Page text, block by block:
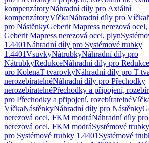
kompenzátoryNáhradní díly pro Axiální
kompenzátoryVíčkaNáhradní díly pro Víčka
pro NástěnkyGeberit Mapress nerezová
Geberit Mapress nerezová ocel, plyn
1.4401Náhradní díly pro Systémové trubky
1.4401VsuvkyNátrubkyNáhradní díly pro
NátrubkyRedukceNáhradní díly pro Redukce
pro KolenaT tvarovkyNáhradní díly pro T
nerozebíratelnéNáhradní díly pro Přechodky
nerozebíratelnéPřechodky a připojení,
pro Přechodky a připojení, rozebíratelné
VíčkaNástěnkyNáhradní díly pro Nástěnky
nerezová ocel, FKM modráNáhradní díly
nerezová ocel, FKM modráSystémové
pro Systémové trubky 1.4401 Systémové